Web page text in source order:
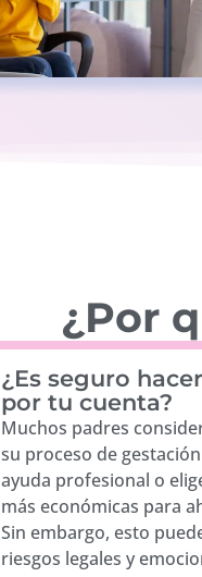
¿Por
¿Es seguro
por tu cuenta?
Muchos padres
su proceso de
ayuda profesional o
más económicas para
Sin embargo, esto
riesgos legales y